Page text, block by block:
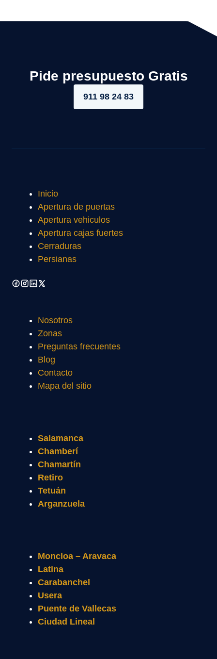
Pide presupuesto Gratis
911 98 24 83
Inicio
Apertura de puertas
Apertura vehiculos
Apertura cajas fuertes
Cerraduras
Persianas
Nosotros
Zonas
Preguntas frecuentes
Blog
Contacto
Mapa del sitio
Salamanca
Chamberí
Chamartín
Retiro
Tetuán
Arganzuela
Moncloa – Aravaca
Latina
Carabanchel
Usera
Puente de Vallecas
Ciudad Lineal